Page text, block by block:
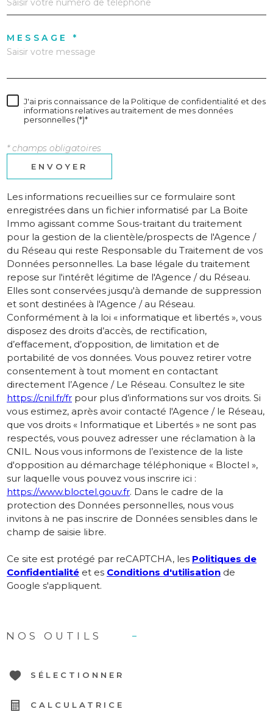
MESSAGE *
J'ai pris connaissance de la Politique de confidentialité et des
informations relatives au traitement de mes données
personnelles (*)*
* champs obligatoires
ENVOYER
Les informations recueillies sur ce formulaire sont
enregistrées dans un fichier informatisé par La Boite
Immo agissant comme Sous-traitant du traitement
pour la gestion de la clientèle/prospects de l'Agence /
du Réseau qui reste Responsable du Traitement de vos
Données personnelles. La base légale du traitement
repose sur l'intérêt légitime de l'Agence / du Réseau.
Elles sont conservées jusqu'à demande de suppression
et sont destinées à l'Agence / au Réseau.
Conformément à la loi « informatique et libertés », vous
disposez des droits d’accès, de rectification,
d’effacement, d’opposition, de limitation et de
portabilité de vos données. Vous pouvez retirer votre
consentement à tout moment en contactant
directement l’Agence / Le Réseau. Consultez le site
https://cnil.fr/fr pour plus d’informations sur vos droits. Si
vous estimez, après avoir contacté l'Agence / le Réseau,
que vos droits « Informatique et Libertés » ne sont pas
respectés, vous pouvez adresser une réclamation à la
CNIL. Nous vous informons de l’existence de la liste
d'opposition au démarchage téléphonique « Bloctel »,
sur laquelle vous pouvez vous inscrire ici :
https://www.bloctel.gouv.fr. Dans le cadre de la
protection des Données personnelles, nous vous
invitons à ne pas inscrire de Données sensibles dans le
champ de saisie libre.
Ce site est protégé par reCAPTCHA, les Politiques de
Confidentialité et es Conditions d'utilisation de
Google s'appliquent.
NOS OUTILS
SÉLECTIONNER
CALCULATRICE